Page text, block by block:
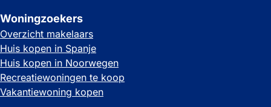
Woningzoekers
Overzicht makelaars
Huis kopen in Spanje
Huis kopen in Noorwegen
Recreatiewoningen te koop
Vakantiewoning kopen